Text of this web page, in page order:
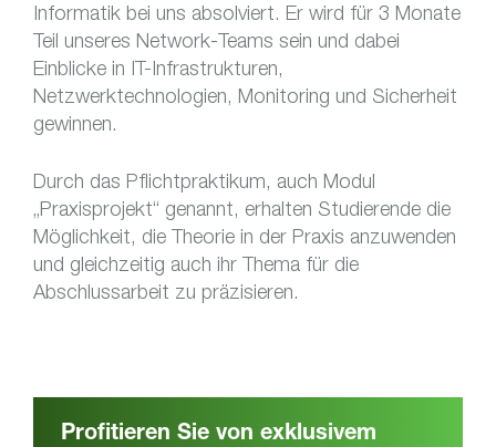
Informatik bei uns absolviert. Er wird für 3 Monate
Teil unseres Network-Teams sein und dabei
Einblicke in IT-Infrastrukturen,
Netzwerktechnologien, Monitoring und Sicherheit
gewinnen.
Durch das Pflichtpraktikum, auch Modul
„Praxisprojekt“ genannt, erhalten Studierende die
Möglichkeit, die Theorie in der Praxis anzuwenden
und gleichzeitig auch ihr Thema für die
Abschlussarbeit zu präzisieren.
Profitieren Sie von exklusivem